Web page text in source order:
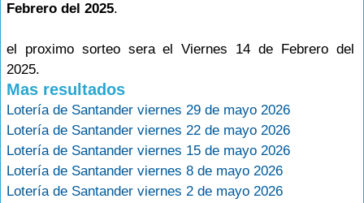
Febrero del 2025.
el proximo sorteo sera el Viernes 14 de Febrero del
2025.
Mas resultados
Lotería de Santander viernes 29 de mayo 2026
Lotería de Santander viernes 22 de mayo 2026
Lotería de Santander viernes 15 de mayo 2026
Lotería de Santander viernes 8 de mayo 2026
Lotería de Santander viernes 2 de mayo 2026